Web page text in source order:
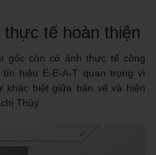
tế hoàn thiện
gốc còn có ảnh thực tế công
hiệu E-E-A-T quan trọng vì
khác biệt giữa bản vẽ và hiện
Thủy.